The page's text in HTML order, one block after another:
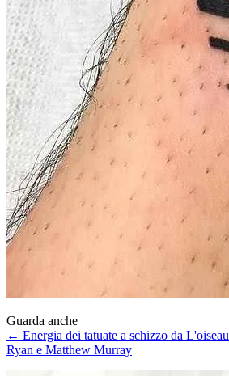
Guarda anche
← Energia dei tatuate a schizzo da L'oiseau
Ryan e Matthew Murray